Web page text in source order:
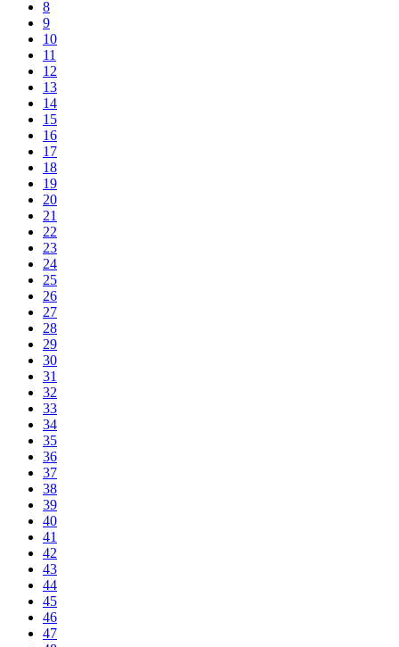
8
9
10
11
12
13
14
15
16
17
18
19
20
21
22
23
24
25
26
27
28
29
30
31
32
33
34
35
36
37
38
39
40
41
42
43
44
45
46
47